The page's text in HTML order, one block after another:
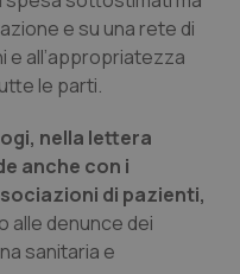
e su una rete di
e all’appropriatezza
le parti.
nella lettera
anche con i
di pazienti,
denunce dei
sanitaria e